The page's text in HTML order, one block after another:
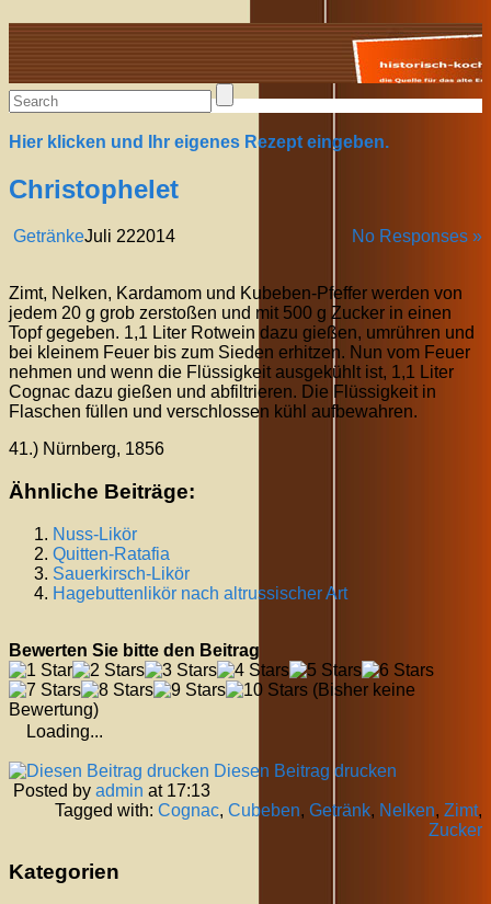
Alte Rezepte online
Hier klicken und Ihr eigenes Rezept eingeben.
Christophelet
Getränke No Responses »
Juli 222014
Zimt, Nelken, Kardamom und Kubeben-Pfeffer werden von
jedem 20 g grob zerstoßen und mit 500 g Zucker in einen
Topf gegeben. 1,1 Liter Rotwein dazu gießen, umrühren und
bei kleinem Feuer bis zum Sieden erhitzen. Nun vom Feuer
nehmen und wenn die Flüssigkeit ausgekühlt ist, 1,1 Liter
Cognac dazu gießen und abfiltrieren. Die Flüssigkeit in
Flaschen füllen und verschlossen kühl aufbewahren.
41.) Nürnberg, 1856
Ähnliche Beiträge:
Nuss-Likör
Quitten-Ratafia
Sauerkirsch-Likör
Hagebuttenlikör nach altrussischer Art
Bewerten Sie bitte den Beitrag
(Bisher keine
Bewertung)
Loading...
Diesen Beitrag drucken
Posted by admin at 17:13
Tagged with: Cognac, Cubeben, Getränk, Nelken, Zimt,
Zucker
Kategorien